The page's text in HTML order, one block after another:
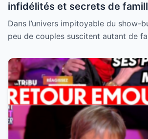
infidélités et secrets de
visage de Jean-Marie Bigard
Dans l’univers impitoyable du show-
peu de couples suscitent autant de